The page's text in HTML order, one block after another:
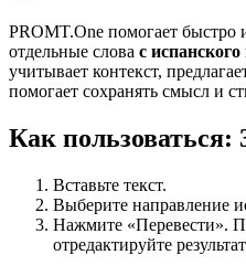
PROMT.One помогает быстро
отдельные слова с
учитывает контекст,
помогает сохранять смысл и
Как пользоваться:
Вставьте текст.
Выберите направление
Нажмите «Перевести».
отредактируйте